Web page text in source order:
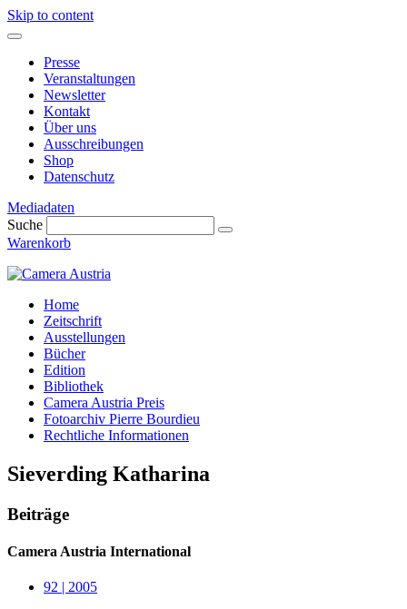
Skip to content
Presse
Veranstaltungen
Newsletter
Kontakt
Über uns
Ausschreibungen
Shop
Datenschutz
Mediadaten
Suche
Warenkorb
Home
Zeitschrift
Ausstellungen
Bücher
Edition
Bibliothek
Camera Austria Preis
Fotoarchiv Pierre Bourdieu
Rechtliche Informationen
Sieverding Katharina
Beiträge
Camera Austria International
92 | 2005